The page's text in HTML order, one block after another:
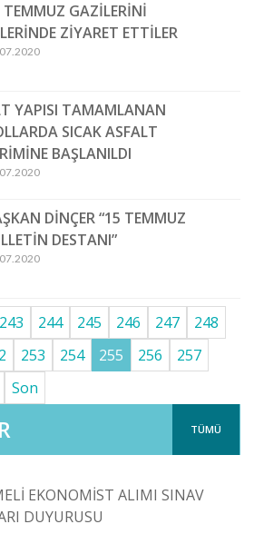
TÜMÜ
EKONOMİST ALIMI SINAV
DUYURUSU
TEMMUZ GAZİLERİNİ
ZİYARET ETTİLER
YAPISI TAMAMLANAN
SICAK ASFALT
BAŞLANILDI
DİNÇER “15 TEMMUZ
DESTANI”
243 244 245 246 247
248
253 254 255 256
257
Son